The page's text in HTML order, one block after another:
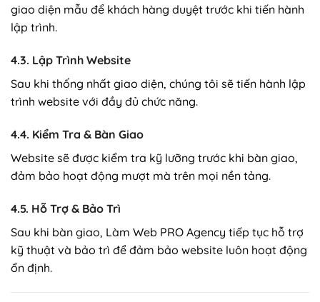
giao diện mẫu để khách hàng duyệt trước khi tiến hành
lập trình.
4.3. Lập Trình Website
Sau khi thống nhất giao diện, chúng tôi sẽ tiến hành lập
trình website với đầy đủ chức năng.
4.4. Kiểm Tra & Bàn Giao
Website sẽ được kiểm tra kỹ lưỡng trước khi bàn giao,
đảm bảo hoạt động mượt mà trên mọi nền tảng.
4.5. Hỗ Trợ & Bảo Trì
Sau khi bàn giao, Làm Web PRO Agency tiếp tục hỗ trợ
kỹ thuật và bảo trì để đảm bảo website luôn hoạt động
ổn định.